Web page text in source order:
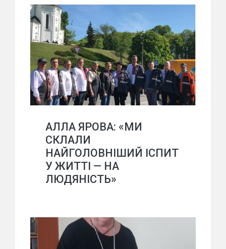
АЛЛА ЯРОВА: «МИ
СКЛАЛИ
НАЙГОЛОВНІШИЙ ІСПИТ
У ЖИТТІ — НА
ЛЮДЯНІСТЬ»